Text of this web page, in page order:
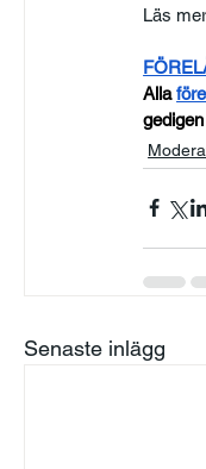
Läs
Alla
Senaste inlägg